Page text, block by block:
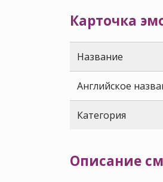
Карточка
Название
Английское
Категория
Описание